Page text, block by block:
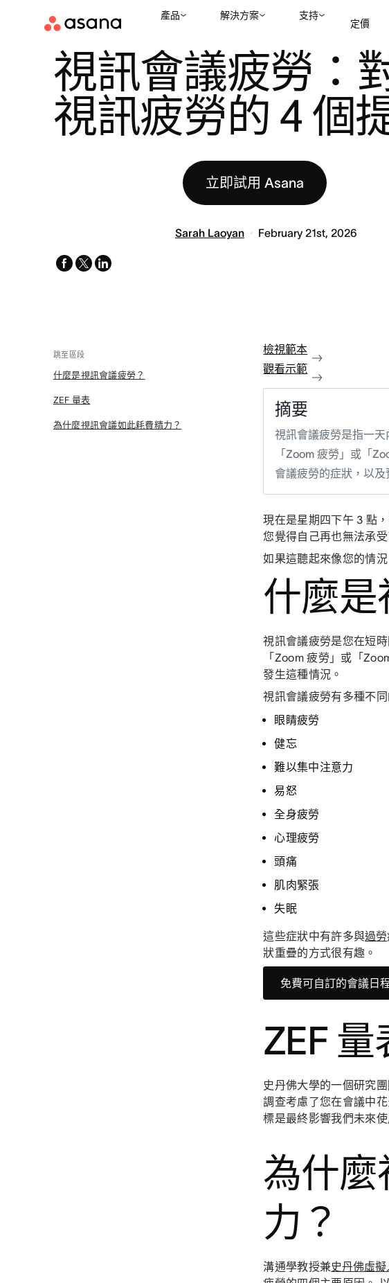
產品 解決方案 支持
定價
視訊會議疲勞：
視訊疲勞的 4 個
立即試用 Asana
Sarah Laoyan February 21st, 2026
facebook
x-
linkedin
跳至區段
什麼是視訊會議疲勞？
ZEF 量表
為什麼視訊會議如此耗費精力？
檢視範本
觀看示範
摘要
視訊會議疲勞是指一
「Zoom 疲勞」或「
會議疲勞的症狀，以及
現在是星期四下午 3 點
您覺得自己再也無法承
如果這聽起來像您的情
什麼是
視訊會議疲勞是您在短
「Zoom 疲勞」或「
發生這種情況。
視訊會議疲勞有多種不
眼睛疲勞
健忘
難以集中注意力
易怒
全身疲勞
心理疲勞
頭痛
肌肉緊張
失眠
這些症狀中有許多與過勞
狀重疊的方式很有趣。
免費可自訂的會議日
ZEF 量
史丹佛大學的一個研究
調查考慮了您在會議中
標是最終影響我們未來
為什麼
力？
溝通學教授兼史丹佛虛